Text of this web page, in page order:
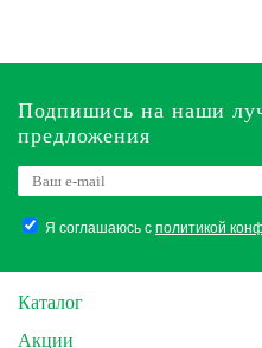
Подпишись на наши
предложения
Я соглашаюсь сполитикой
Каталог
Акции